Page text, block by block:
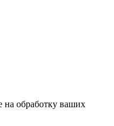
на обработку ваших